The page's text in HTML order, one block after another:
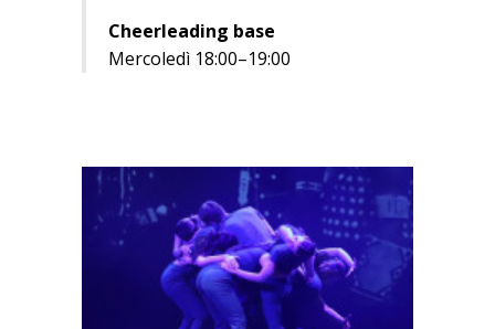
Cheerleading base
Mercoledì 18:00–19:00